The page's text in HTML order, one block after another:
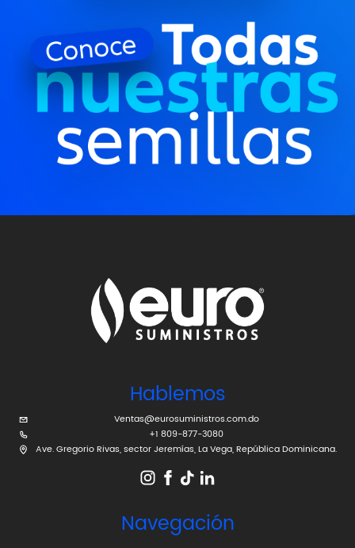
Hablemos
Ventas@eurosuministros.com.do
+1 809-877-3080
Ave. Gregorio Rivas, sector Jeremías, La Vega, República Dominicana.
Navegación